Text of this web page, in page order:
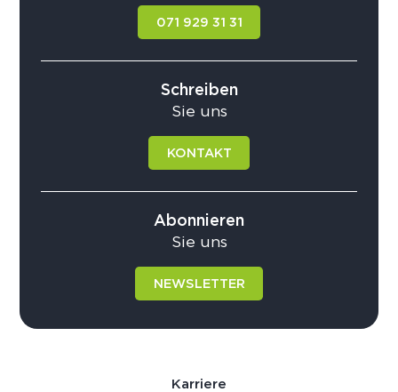
071 929 31 31
Schreiben
Sie uns
KONTAKT
Abonnieren
Sie uns
NEWSLETTER
Karriere